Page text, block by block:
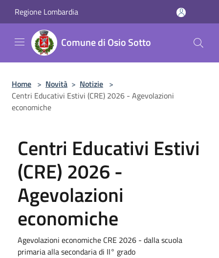
Regione Lombardia
Comune di Osio Sotto
Home > Novità > Notizie >
Centri Educativi Estivi (CRE) 2026 - Agevolazioni
economiche
Centri Educativi Estivi
(CRE) 2026 -
Agevolazioni
economiche
Agevolazioni economiche CRE 2026 - dalla scuola
primaria alla secondaria di II° grado